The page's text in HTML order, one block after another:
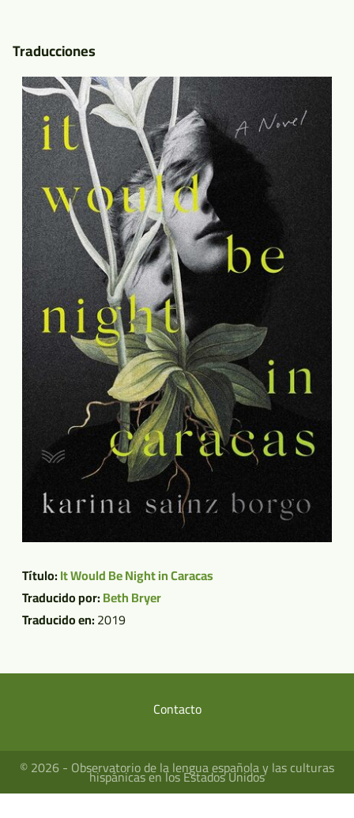
Traducciones
Título:It Would Be Night in Caracas
Traducido por:Beth Bryer
Traducido en:2019
pie
Contacto
© 2026 - Observatorio de la lengua española y las culturas
hispánicas en los Estados Unidos